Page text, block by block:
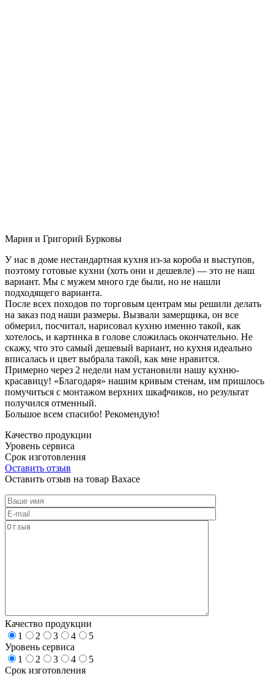
Мария и Григорий Бурковы
У нас в доме нестандартная кухня из-за короба и выступов,
поэтому готовые кухни (хоть они и дешевле) — это не наш
вариант. Мы с мужем много где были, но не нашли
подходящего варианта.
После всех походов по торговым центрам мы решили делать
на заказ под наши размеры. Вызвали замерщика, он все
обмерил, посчитал, нарисовал кухню именно такой, как
хотелось, и картинка в голове сложилась окончательно. Не
скажу, что это самый дешевый вариант, но кухня идеально
вписалась и цвет выбрала такой, как мне нравится.
Примерно через 2 недели нам установили нашу кухню-
красавицу! «Благодаря» нашим кривым стенам, им пришлось
помучиться с монтажом верхних шкафчиков, но результат
получился отменный.
Большое всем спасибо! Рекомендую!
Качество продукции
Уровень сервиса
Срок изготовления
Оставить отзыв
Оставить отзыв на товар Вахасе
Качество продукции
1
2 3 4
5
Уровень сервиса
1
2 3 4
5
Срок изготовления